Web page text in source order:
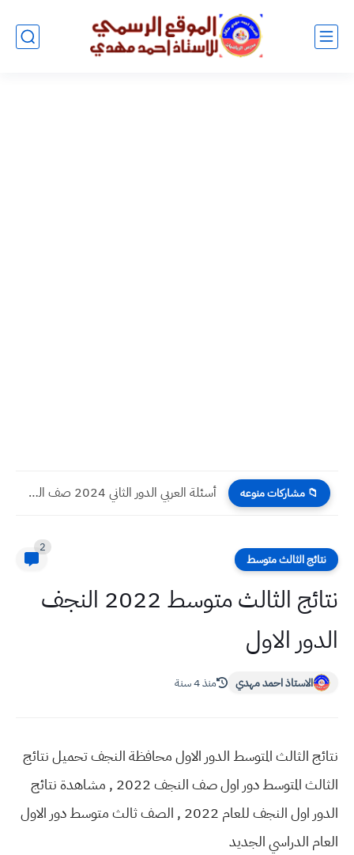
📁 مشاركات منوعه أسئلة العربي الدور الثاني 2024 صف السادس الابتدائي
نتائج الثالث متوسط
2
نتائج الثالث متوسط 2022 النجف
الدور الاول
الاستاذ احمد مهدي منذ 4 سنة
نتائج الثالث المتوسط الدور الاول محافظة النجف تحميل نتائج
الثالث المتوسط دور اول صف النجف 2022 , مشاهدة نتائج
الدور اول النجف للعام 2022 , الصف ثالث متوسط دور الاول
العام الدراسي الجديد